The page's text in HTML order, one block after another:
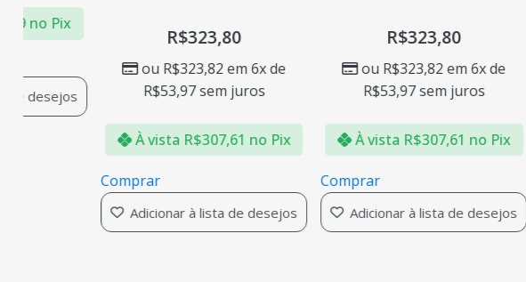
no Pix
desejos
R$323,80
ouR$323,82em 6x de
R$53,97sem juros
À vistaR$307,61no Pix
Comprar
Adicionar à lista de desejos
R$323,80
ouR$323,82em 6x de
R$53,97sem juros
À vistaR$307,61no Pix
Comprar
Adicionar à lista de desejos